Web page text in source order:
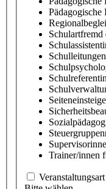
Schulartfremd
Schulleitungen
Trainer/innen
Veranstaltungsart